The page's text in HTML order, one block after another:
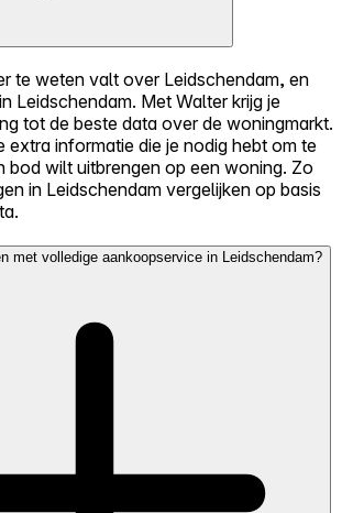
te weten valt over Leidschendam, en
Leidschendam. Met Walter krijg je
tot de beste data over de woningmarkt.
extra informatie die je nodig hebt om te
bod wilt uitbrengen op een woning. Zo
in Leidschendam vergelijken op basis
met volledige aankoopservice in Leidschendam?